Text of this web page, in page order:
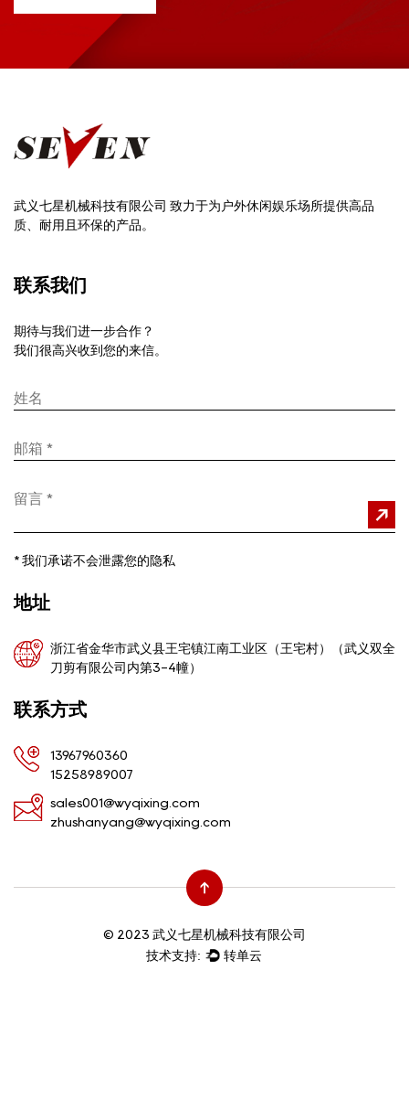
武义七星机械科技有限公司 致力于为户外休闲娱乐场所提供高品
质、耐用且环保的产品。
联系我们
期待与我们进一步合作？
我们很高兴收到您的来信。
* 我们承诺不会泄露您的隐私
地址
浙江省金华市武义县王宅镇江南工业区（王宅村）（武义双全
刀剪有限公司内第3-4幢）
联系方式
13967960360
15258989007
sales001@wyqixing.com
zhushanyang@wyqixing.com
© 2023 武义七星机械科技有限公司